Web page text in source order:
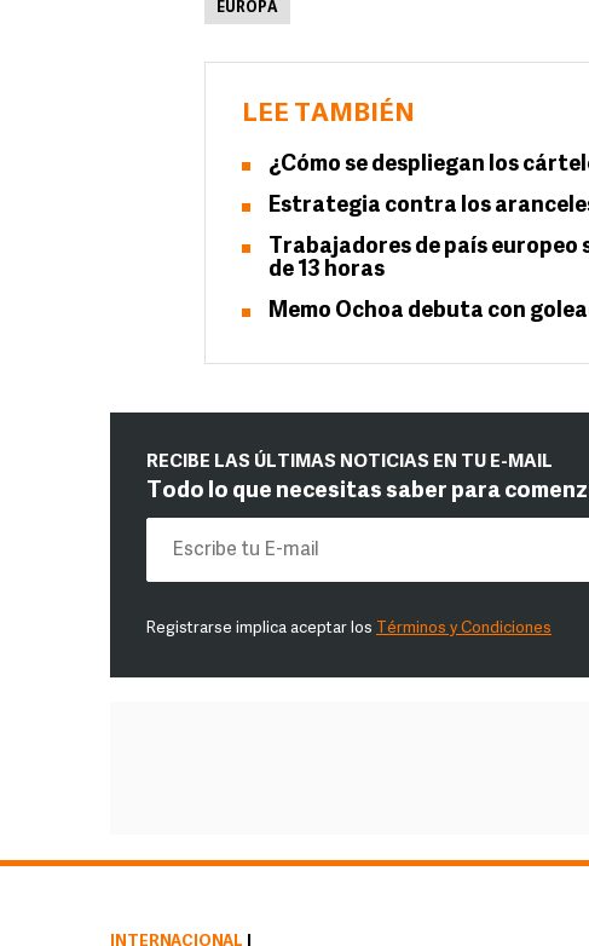
EUROPA
LEE TAMBIÉN
¿Cómo se despliegan los
Estrategia contra los
Trabajadores de país
de 13 horas
Memo Ochoa debuta con
RECIBE LAS ÚLTIMAS NOTICIAS EN TU E-MAIL
Todo lo que necesitas saber para
Registrarse implica aceptar los Términos y Condiciones
INTERNACIONAL